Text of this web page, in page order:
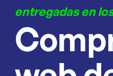
entregadas en